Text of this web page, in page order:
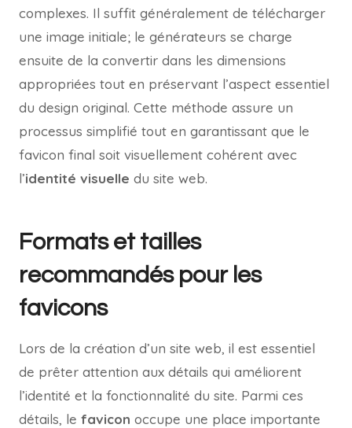
complexes. Il suffit généralement de télécharger
une image initiale; le générateurs se charge
ensuite de la convertir dans les dimensions
appropriées tout en préservant l’aspect essentiel
du design original. Cette méthode assure un
processus simplifié tout en garantissant que le
favicon final soit visuellement cohérent avec
l’identité visuelle du site web.
Formats et tailles
recommandés pour les
favicons
Lors de la création d’un site web, il est essentiel
de prêter attention aux détails qui améliorent
l’identité et la fonctionnalité du site. Parmi ces
détails, le favicon occupe une place importante